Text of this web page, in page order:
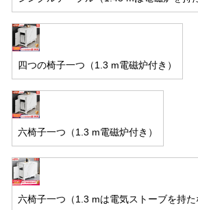
四つの椅子一つ（1.3 m電磁炉付き）
六椅子一つ（1.3 m電磁炉付き）
六椅子一つ（1.3 mは電気ストーブを持た